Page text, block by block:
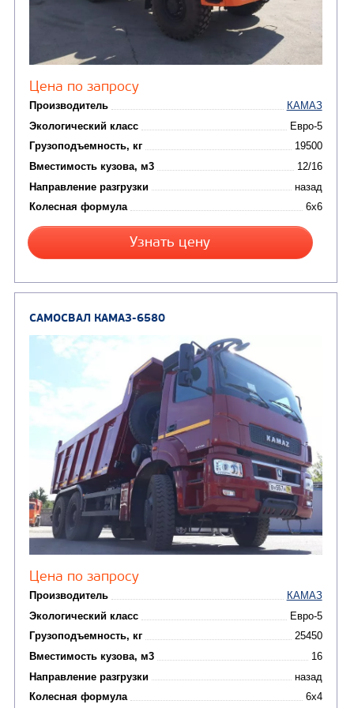
АВТОЦИСТЕРНЫ
Автотопливозаправщики
Молоковозы, водовозы
Автогудронаторы(8)
Комбинированные
машины
(18)
Вакуумные машины
Каналопромывочные
Комбинированные
от 5 100 000₽
Экологический класс
Грузоподъемность, кг